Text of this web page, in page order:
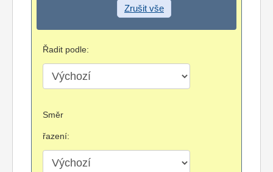
Zrušit vše
Řadit podle:
Směr
řazení: